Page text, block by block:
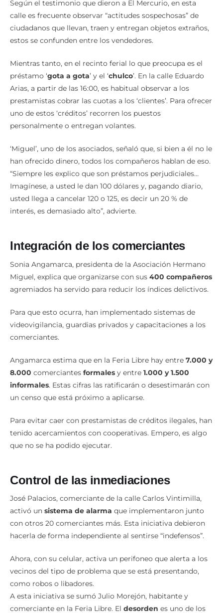
Según el testimonio que dieron a El Mercurio, en esta
calle es frecuente observar “actitudes sospechosas” de
ciudadanos que llevan, traen y entregan objetos extraños,
Mientras tanto, en el recinto ferial lo que preocupa es el
préstamo ‘gota a gota’ y el ‘ chulco’. En la calle Eduardo
Arias, a partir de las 16:00, es habitual observar a los
prestamistas cobrar las cuotas a los ‘clientes’. Para ofrecer
uno de estos ‘créditos’ recorren los puestos
‘Miguel’, uno de los asociados, señaló que, si bien a él no le
han ofrecido dinero, todos los compañeros hablan de eso.
“Siempre les explico que son préstamos perjudiciales…
Imagínese, a usted le dan 100 dólares y, pagando diario,
usted llega a cancelar 120 o 125, es decir un 20 % de
Integración de los comerciantes
Sonia Angamarca, presidenta de la Asociación Hermano
Miguel, explica que organizarse con sus400 compañeros
Para que esto ocurra, han implementado sistemas de
videovigilancia, guardias privados y capacitaciones a los
Angamarca estima que en la Feria Libre hay entre7.000 y
8.000comerciantesformalesy entre1.000 y 1.500
informales. Estas cifras las ratificarán o desestimarán con
Para evitar caer con prestamistas de créditos ilegales, han
tenido acercamientos con cooperativas. Empero, es algo
José Palacios, comerciante de la calle Carlos Vintimilla,
activó un sistema de alarmaque implementaron junto
con otros 20 comerciantes más. Esta iniciativa debieron
Ahora, con su celular, activa un perifoneo que alerta a los
vecinos del tipo de problema que se está presentando,
como robos o libadores.
A esta iniciativa se sumó Julio Morejón, habitante y